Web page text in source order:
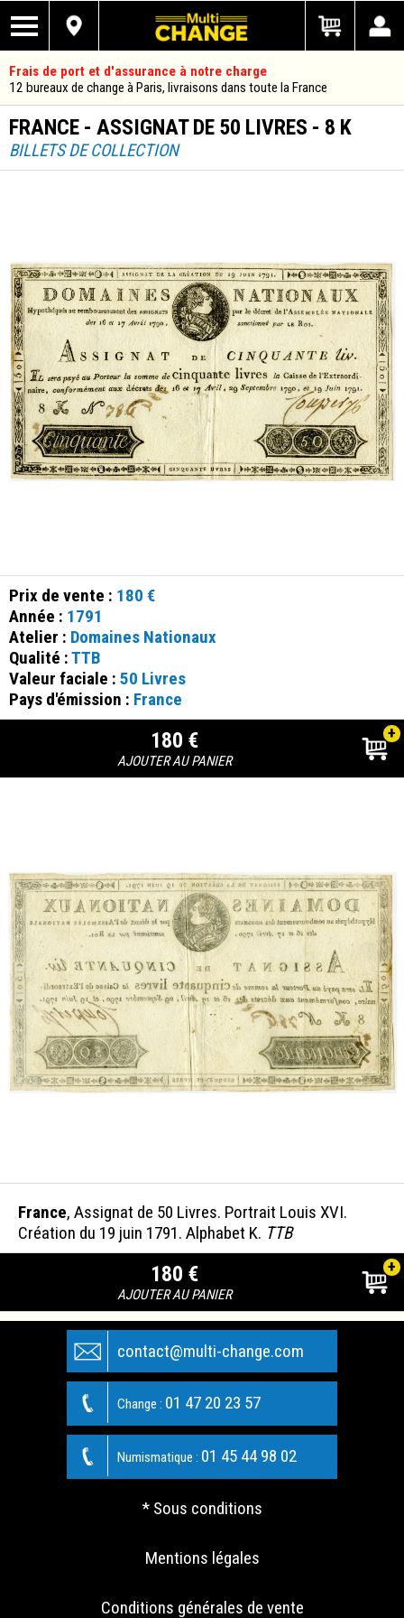
Frais de port et d'assurance à notre charge
12 bureaux de change à Paris, livraisons dans toute la France
FRANCE - ASSIGNAT DE 50 LIVRES - 8 K
BILLETS DE COLLECTION
Prix de vente : 180 €
Année : 1791
Atelier : Domaines Nationaux
Qualité :TTB
Valeur faciale : 50 Livres
Pays d'émission : France
180 €
AJOUTER AU PANIER
+
France, Assignat de 50 Livres. Portrait Louis XVI.
Création du 19 juin 1791. Alphabet K. TTB
180 €
AJOUTER AU PANIER
+
contact@multi-change.com
Change : 01 47 20 23 57
Numismatique : 01 45 44 98 02
* Sous conditions
Mentions légales
Conditions générales de vente